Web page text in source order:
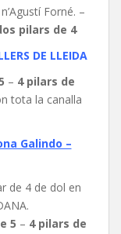
Forné. –
pilars de 4
DE LLEIDA
– 4 pilars de
tota la canalla
Galindo –
de 4 de dol en
5 – 4 pilars de